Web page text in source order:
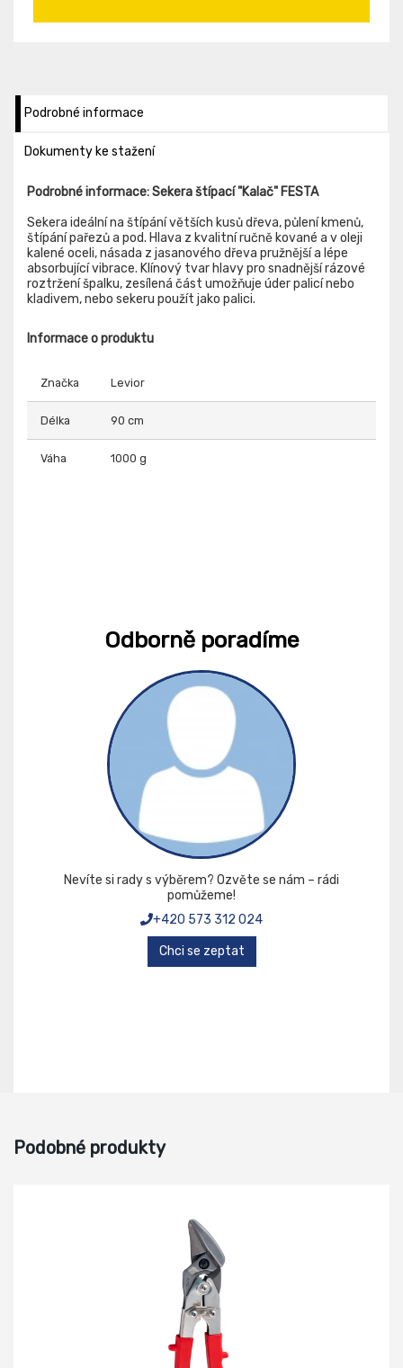
Podrobné informace
Dokumenty ke stažení
Podrobné informace: Sekera štípací "Kalač" FESTA
Sekera ideální na štípání větších kusů dřeva, půlení kmenů,
štípání pařezů a pod. Hlava z kvalitní ručně kované a v oleji
kalené oceli, násada z jasanového dřeva pružnější a lépe
absorbující vibrace. Klínový tvar hlavy pro snadnější rázové
roztržení špalku, zesílená část umožňuje úder palicí nebo
kladivem, nebo sekeru použít jako palici.
Informace o produktu
Značka Levior
Délka 90 cm
Váha 1000 g
Odborně poradíme
Nevíte si rady s výběrem? Ozvěte se nám – rádi
pomůžeme!
+420 573 312 024
Chci se zeptat
Podobné produkty